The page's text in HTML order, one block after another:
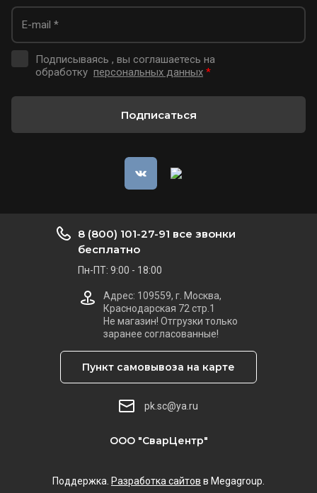
Подписываясь , вы соглашаетесь на
обработку персональных данных *
Подписаться
ООО "СварЦентр"
8 (800) 101-27-91 все звонки
бесплатно
Пн-ПТ: 9:00 - 18:00
Адрес: 109559, г. Москва,
Краснодарская 72 стр.1
Не магазин! Отгрузки только
заранее согласованные!
Пункт самовывоза на карте
pk.sc@ya.ru
Поддержка. Разработка сайтов в Megagroup.